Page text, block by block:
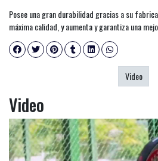
Posee una gran durabilidad gracias a su
máxima calidad, y aumenta y garantiza una
Video
Video